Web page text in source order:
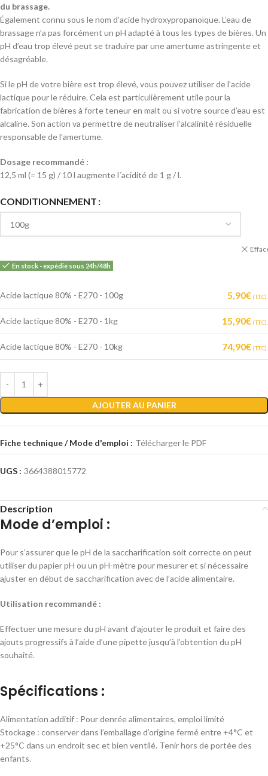
du brassage.
Également connu sous le nom d’acide hydroxypropanoïque. L’eau de
brassage n’a pas forcément un pH adapté à tous les types de bières. Un
pH d’eau trop élevé peut se traduire par une amertume astringente et
désagréable.
Si le pH de votre bière est trop élevé, vous pouvez utiliser de l’acide
lactique pour le réduire. Cela est particulièrement utile pour la
fabrication de bières à forte teneur en malt ou si votre source d’eau est
alcaline. Son action va permettre de neutraliser l’alcalinité résiduelle
responsable de l’amertume.
Dosage recommandé :
12,5 ml (= 15 g) / 10 l augmente l´acidité de 1 g / l.
CONDITIONNEMENT
En stock - expédié sous 24h/48h
Acide lactique 80% - E270 - 100g 5,90€ (T.T.C).
Acide lactique 80% - E270 - 1kg 15,90€ (T.T.C).
Acide lactique 80% - E270 - 10kg 74,90€ (T.T.C).
AJOUTER AU PANIER
Alternative:
Fiche technique / Mode d'emploi : Télécharger le PDF
UGS : 3664388015772
Description
Mode d’emploi :
Pour s’assurer que le pH de la saccharification soit correcte on peut
utiliser du papier pH ou un pH-mètre pour mesurer et si nécessaire
ajuster en début de saccharification avec de l’acide alimentaire.
Utilisation recommandé :
Effectuer une mesure du pH avant d’ajouter le produit et faire des
ajouts progressifs à l’aide d’une pipette jusqu’à l’obtention du pH
souhaité.
Spécifications :
Alimentation additif : Pour denrée alimentaires, emploi limité
Stockage : conserver dans l’emballage d’origine fermé entre +4°C et
+25°C dans un endroit sec et bien ventilé. Tenir hors de portée des
enfants.